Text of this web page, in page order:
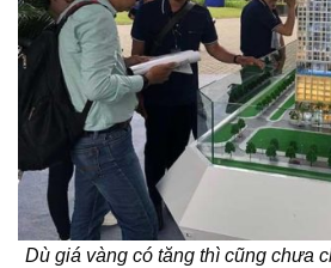
Dù giá vàng có tăng thì cũng chưa